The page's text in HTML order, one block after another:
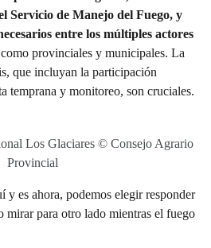
Servicio de Manejo del Fuego, y
entre los múltiples actores
provinciales y municipales. La
que incluyan la participación
temprana y monitoreo, son cruciales.
Los Glaciares © Consejo Agrario
Provincial
y es ahora, podemos elegir responder
mirar para otro lado mientras el fuego